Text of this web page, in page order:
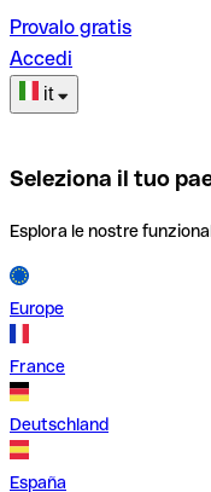
Provalo gratis
Accedi
it
Seleziona il tuo
Esplora le nostre
Europe
France
Deutschland
España